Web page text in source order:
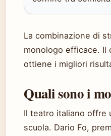
La combinazione di
monologo efficace. Il
ottiene i migliori
Quali sono i
Il teatro italiano offre
scuola. Dario Fo,